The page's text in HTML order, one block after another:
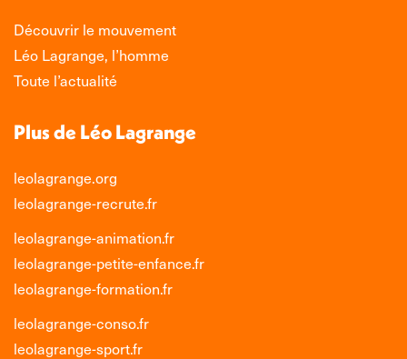
une
nouvelle
fenêtre
une
fenêtre
une
nouvelle
fenêtre
une
nouvelle
fenêtre
Découvrir le mouvement
Léo Lagrange, l’homme
Toute l’actualité
Plus de Léo Lagrange
leolagrange.org
leolagrange-recrute.fr
leolagrange-animation.fr
leolagrange-petite-enfance.fr
leolagrange-formation.fr
leolagrange-conso.fr
leolagrange-sport.fr